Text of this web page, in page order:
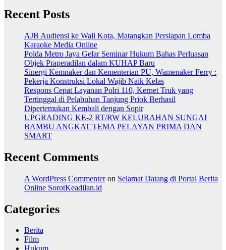
Recent Posts
AJB Audiensi ke Wali Kota, Matangkan Persiapan Lomba
Karaoke Media Online
Polda Metro Jaya Gelar Seminar Hukum Bahas Perluasan
Objek Praperadilan dalam KUHAP Baru
Sinergi Kemnaker dan Kementerian PU, Wamenaker Ferry :
Pekerja Konstruksi Lokal Wajib Naik Kelas
Respons Cepat Layanan Polri 110, Kernet Truk yang
Tertinggal di Pelabuhan Tanjung Priok Berhasil
Dipertemukan Kembali dengan Sopir
UPGRADING KE-2 RT/RW KELURAHAN SUNGAI
BAMBU ANGKAT TEMA PELAYAN PRIMA DAN
SMART
Recent Comments
A WordPress Commenteron Selamat Datang di Portal Berita
Online SorotKeadilan.id
Categories
Berita
Film